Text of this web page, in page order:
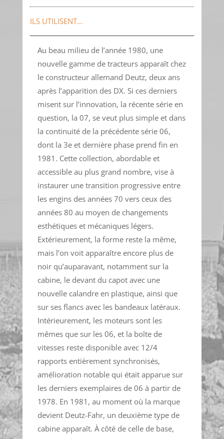
ILS UTILISENT...
Au beau milieu de l’année 1980, une
nouvelle gamme de tracteurs apparaît chez
le constructeur allemand Deutz, deux ans
après l’apparition des DX. Si ces derniers
misent sur l’innovation, la récente série en
question, la 07, se veut plus simple et dans
la continuité de la précédente série 06,
dont la 3e et dernière phase prend fin en
1981. Cette collection, abordable et
accessible au plus grand nombre, vise à
instaurer une transition progressive entre
les engins des années 70 vers ceux des
années 80 au moyen de changements
esthétiques et mécaniques légers.
Extérieurement, la forme reste la même,
mais l’on voit apparaître encore plus de
noir qu’auparavant, notamment sur la
cabine, le devant du capot avec une
nouvelle calandre en plastique, ainsi que
sur ses flancs avec les bandeaux latéraux.
Intérieurement, les moteurs sont les
mêmes que sur les 06, et la boîte de
vitesses reste disponible avec 12/4
rapports entièrement synchronisés,
amélioration notable qui était apparue sur
les derniers exemplaires de 06 à partir de
1978. En 1981, au moment où la marque
devient Deutz-Fahr, un deuxième type de
cabine apparaît. À côté de celle de base,